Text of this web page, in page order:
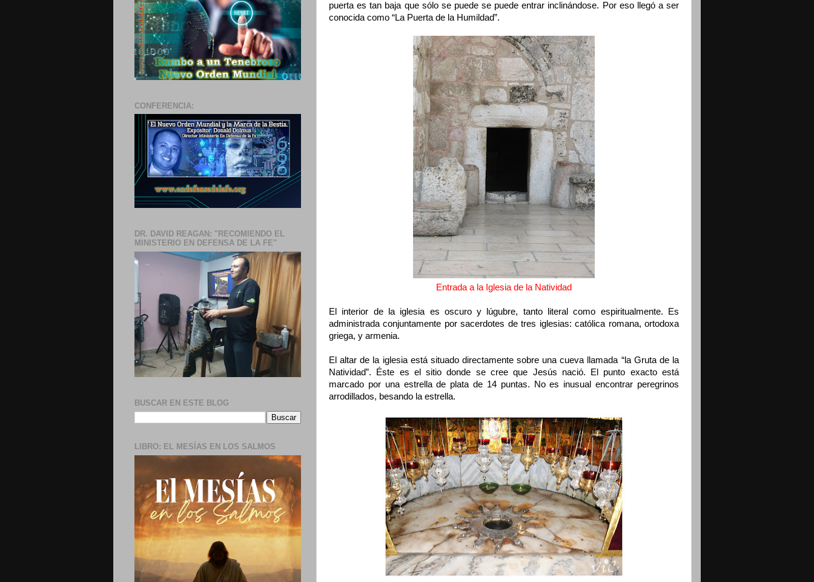
puerta es tan baja que sólo se puede se puede entrar inclinándose. Por eso llegó a ser
conocida como “La Puerta de la Humildad”.
Entrada a la Iglesia de la Natividad
El interior de la iglesia es oscuro y lúgubre, tanto literal como espiritualmente. Es
administrada conjuntamente por sacerdotes de tres iglesias: católica romana, ortodoxa
griega, y armenia.
El altar de la iglesia está situado directamente sobre una cueva llamada “la Gruta de la
Natividad”. Éste es el sitio donde se cree que Jesús nació. El punto exacto está
marcado por una estrella de plata de 14 puntas. No es inusual encontrar peregrinos
arrodillados, besando la estrella.
CONFERENCIA:
DR. DAVID REAGAN: "RECOMIENDO EL
MINISTERIO EN DEFENSA DE LA FE"
BUSCAR EN ESTE BLOG
LIBRO: EL MESÍAS EN LOS SALMOS